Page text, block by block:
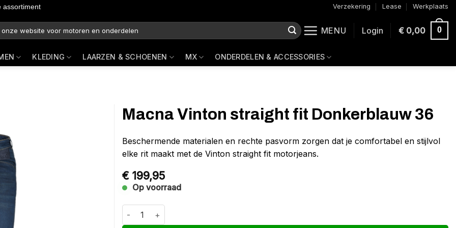
assortiment Verzekering Lease Werkplaats
MENU Login €0,00 0
KLEDING LAARZEN & SCHOENEN MX ONDERDELEN & ACCESSORIES
Macna Vinton straight fit Donkerblauw 36
Beschermende materialen en rechte pasvorm zorgen dat je comfortabel en stijlvol
elke rit maakt met de Vinton straight fit motorjeans.
€ 199,95
Op voorraad
Macna Vinton straight fit Donkerblauw 36 aantal
Alternative: